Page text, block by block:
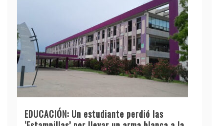
EDUCACIÓN: Un estudiante perdió las